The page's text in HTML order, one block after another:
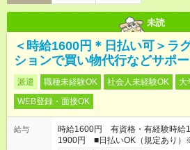
未読
＜時給1600円＊日払い可＞ラ
ションで買い物代行などサポ
派遣 職種未経験OK 社会人未経験OK 大
WEB登録・面接OK
給与
時給1600円 有資格・有経験時
1900円 ■日払いOK（規定あり）